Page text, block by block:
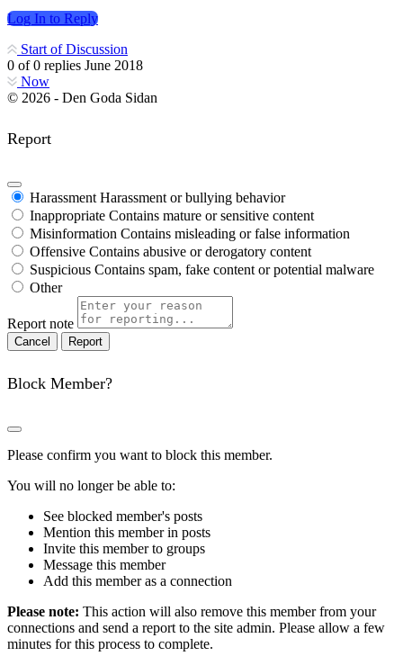
Log In to Reply
Start of Discussion
0 of0 replies June 2018
Now
© 2026 - Den Goda Sidan
Report
Harassment Harassment or bullying behavior
Inappropriate Contains mature or sensitive content
Misinformation Contains misleading or false information
Offensive Contains abusive or derogatory content
Suspicious Contains spam, fake content or potential malware
Other
Report note
Report
Block Member?
Please confirm you want to block this member.
You will no longer be able to:
See blocked member's posts
Mention this member in posts
Invite this member to groups
Message this member
Add this member as a connection
Please note: This action will also remove this member from your
connections and send a report to the site admin. Please allow a few
minutes for this process to complete.